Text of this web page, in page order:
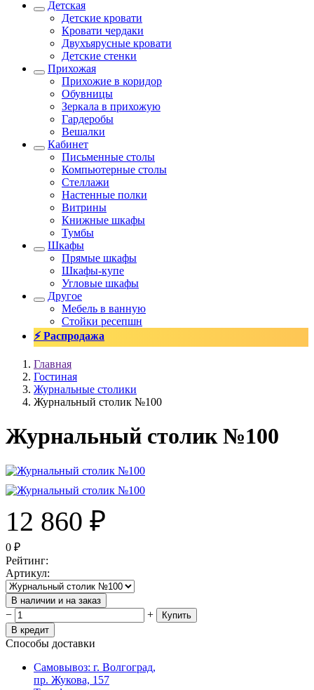
Детская
Детские кровати
Кровати чердаки
Двухъярусные кровати
Детские стенки
Прихожая
Прихожие в коридор
Обувницы
Зеркала в прихожую
Гардеробы
Вешалки
Кабинет
Письменные столы
Компьютерные столы
Стеллажи
Настенные полки
Витрины
Книжные шкафы
Тумбы
Шкафы
Прямые шкафы
Шкафы-купе
Угловые шкафы
Другое
Мебель в ванную
Стойки ресепшн
⚡ Распродажа
Главная
Гостиная
Журнальные столики
Журнальный столик №100
Журнальный столик №100
12 860 ₽
0 ₽
Рейтинг:
Артикул:
В наличии и на заказ
− +
Купить
В кредит
Способы доставки
Самовывоз: г. Волгоград,
пр. Жукова, 157